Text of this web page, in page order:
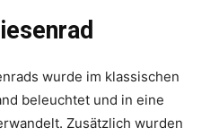
wurde im klassischen
beleuchtet und in eine
Zusätzlich wurden